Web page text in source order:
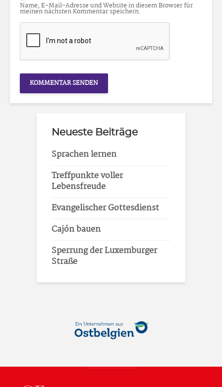
Name, E-Mail-Adresse und Website in diesem Browser für
meinen nächsten Kommentar speichern.
Neueste Beiträge
Sprachen lernen
Treffpunkte voller
Lebensfreude
Evangelischer Gottesdienst
Cajón bauen
Sperrung der Luxemburger
Straße